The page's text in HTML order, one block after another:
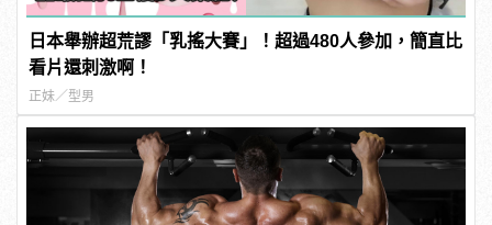
日本舉辦超荒謬「乳搖大賽」！超過480人參加，簡直比
看片還刺激啊！
正妹／型男